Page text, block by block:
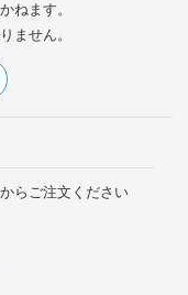
ねます。
ません。
らご注文ください